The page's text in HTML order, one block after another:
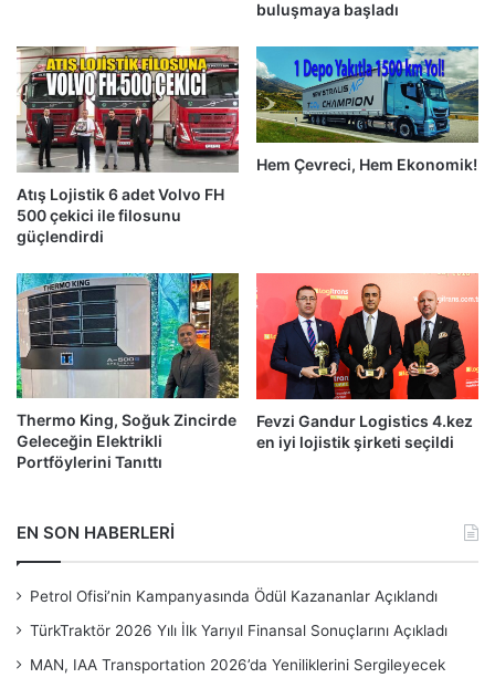
buluşmaya başladı
Atış Lojistik 6 adet Volvo FH
500 çekici ile filosunu
güçlendirdi
Hem Çevreci, Hem Ekonomik!
Thermo King, Soğuk Zincirde
Geleceğin Elektrikli
Portföylerini Tanıttı
Fevzi Gandur Logistics 4.kez
en iyi lojistik şirketi seçildi
EN SON HABERLERİ
Petrol Ofisi’nin Kampanyasında Ödül Kazananlar Açıklandı
TürkTraktör 2026 Yılı İlk Yarıyıl Finansal Sonuçlarını Açıkladı
MAN, IAA Transportation 2026’da Yeniliklerini Sergileyecek